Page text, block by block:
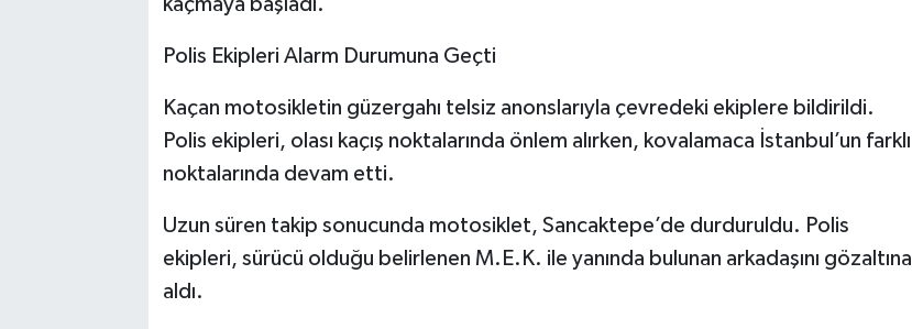
Polis Ekipleri Alarm Durumuna Geçti
Kaçan motosikletin güzergahı telsiz anonslarıyla çevredeki ekiplere bildirildi.
Polis ekipleri, olası kaçış noktalarında önlem alırken, kovalamaca İstanbul’un farklı
noktalarında devam etti.
Uzun süren takip sonucunda motosiklet, Sancaktepe’de durduruldu. Polis
ekipleri, sürücü olduğu belirlenen M.E.K. ile yanında bulunan arkadaşını gözaltına
aldı.